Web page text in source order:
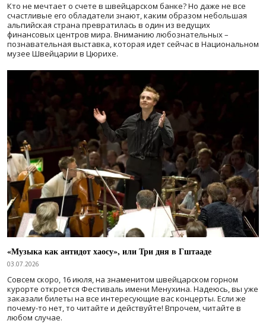
Кто не мечтает о счете в швейцарском банке? Но даже не все
счастливые его обладатели знают, каким образом небольшая
альпийская страна превратилась в один из ведущих
финансовых центров мира. Вниманию любознательных –
познавательная выставка, которая идет сейчас в Национальном
музее Швейцарии в Цюрихе.
«Музыка как антидот хаосу», или Три дня в Гштааде
03.07.2026
Совсем скоро, 16 июля, на знаменитом швейцарском горном
курорте откроется Фестиваль имени Менухина. Надеюсь, вы уже
заказали билеты на все интересующие вас концерты. Если же
почему-то нет, то читайте и действуйте! Впрочем, читайте в
любом случае.